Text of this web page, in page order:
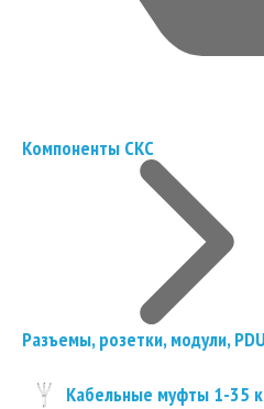
Компоненты СКС
Разъемы, розетки, модули, PDU
Кабельные муфты 1-35